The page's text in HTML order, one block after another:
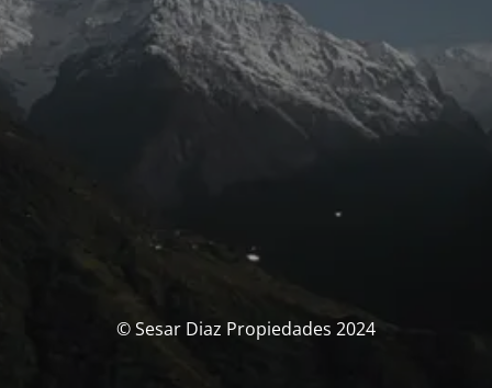
© Sesar Diaz Propiedades 2024